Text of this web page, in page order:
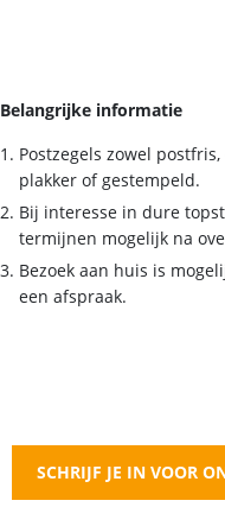
Belangrijke informatie
Postzegels zowel
plakker of gestempeld.
Bij interesse in dure
termijnen mogelijk na
Bezoek aan huis is
een afspraak.
SCHRIJF JE IN VOOR